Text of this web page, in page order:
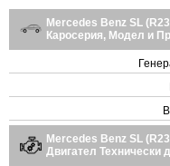
Mercedes Benz SL
Каросерия, Модел и
Mercedes Benz SL
Двигател Технически